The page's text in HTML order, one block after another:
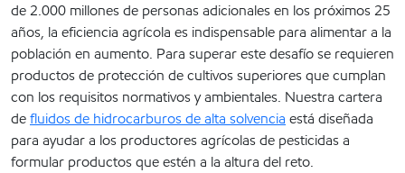
de 2.000 millones de personas adicionales en los próximos 25
años, la eficiencia agrícola es indispensable para alimentar a la
población en aumento. Para superar este desafío se requieren
productos de protección de cultivos superiores que cumplan
con los requisitos normativos y ambientales. Nuestra cartera
defluidos de hidrocarburos de alta solvencia está diseñada
para ayudar a los productores agrícolas de pesticidas a
formular productos que estén a la altura del reto.